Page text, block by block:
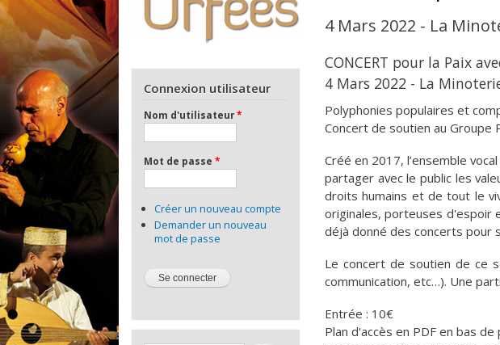
Connexion utilisateur
Nom d'utilisateur*
Mot de passe *
Créer un nouveau compte
Demander un nouveau
mot de passe
4 Mars 2022 - La
CONCERT pour la Paix
4 Mars 2022 - La
Polyphonies populaires et
Concert de soutien au Groupe
Créé en 2017, l’ensemble
partager avec le public les
droits humains et de tout le
originales, porteuses d'espoir
déjà donné des concerts pour
Le concert de soutien de ce
communication, etc…). Une
Entrée : 10€
Plan d'accès en PDF en bas de